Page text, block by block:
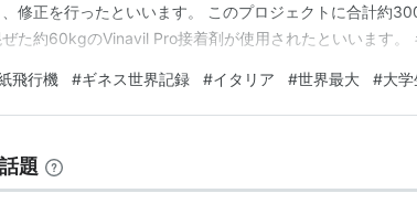
、修正を行ったといいます。 このプロジェクトに合計約
た約60kgのVinavil Pro接着剤が使用されたといいます。
トルまでのプラットフォームから離陸 して、これまでの記
飛行機 #ギネス世界記録 #イタリア #世界最大 #大学
題